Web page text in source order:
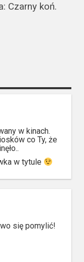
Czarny koń.
w kinach.
co Ty, że
w tytule
się pomylić!